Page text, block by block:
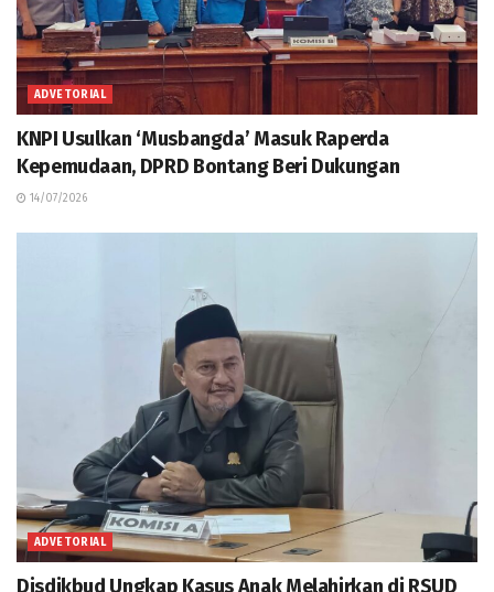
ADVETORIAL
KNPI Usulkan ‘Musbangda’ Masuk Raperda
Kepemudaan, DPRD Bontang Beri Dukungan
14/07/2026
ADVETORIAL
Disdikbud Ungkap Kasus Anak Melahirkan di RSUD